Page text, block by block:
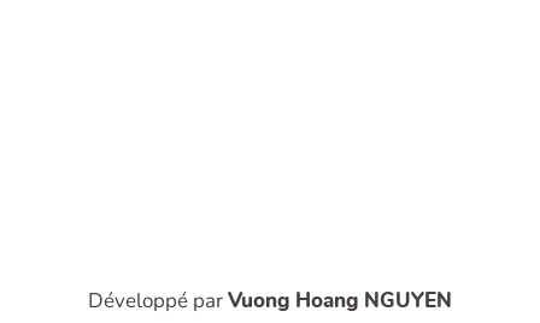
Développé parVuong Hoang NGUYEN